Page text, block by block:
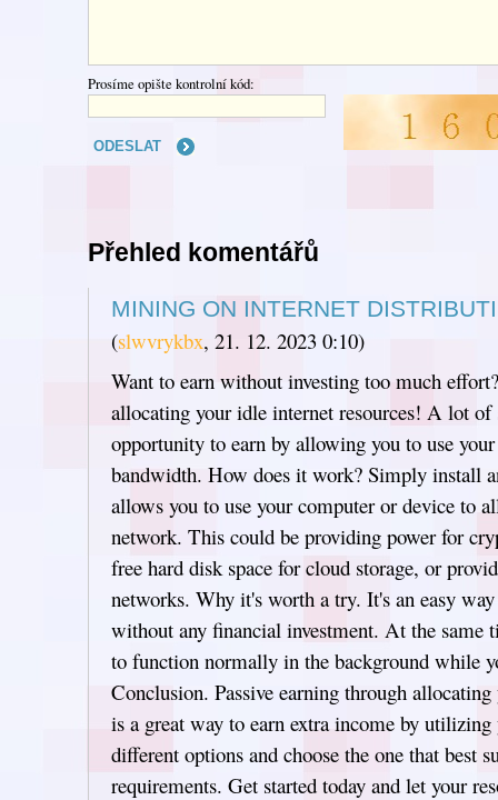
Prosíme opište kontrolní kód:
Přehled komentářů
MINING ON INTERNET
(slwvrykbx, 21. 12. 2023 0:10)
Want to earn without investing too much
allocating your idle internet resources! A lot of
opportunity to earn by allowing you to use
bandwidth. How does it work? Simply install
allows you to use your computer or device to
network. This could be providing power for
free hard disk space for cloud storage, or
networks. Why it's worth a try. It's an easy
without any financial investment. At the same
to function normally in the background while
Conclusion. Passive earning through
is a great way to earn extra income by
different options and choose the one that best
requirements. Get started today and let your